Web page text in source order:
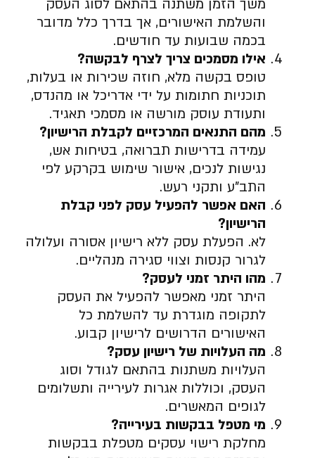
משך הזמן משתנה בהתאם לסוג העסק
והשלמת האישורים, אך בדרך כלל מדובר
בכמה שבועות עד חודשים.
אילו מסמכים צריך לצרף לבקשה?
טופס בקשה מלא, חוזה שכירות או בעלות,
תוכניות חתומות על ידי אדריכל או מהנדס,
ותעודת עוסק מורשה או מסמכי תאגיד.
מהם התנאים המרכזיים לקבלת הרישיון?
עמידה בדרישות תברואה, בטיחות אש,
נגישות לנכים, אישור שימוש בקרקע לפי
התב”ע ותקני רעש.
האם אפשר להפעיל עסק לפני קבלת
הרישיון?
לא. הפעלת עסק ללא רישיון אסורה ועלולה
לגרור קנסות וצווי סגירה מנהליים.
מהו היתר זמני לעסק?
היתר זמני מאפשר להפעיל את העסק
לתקופה מוגדרת עד להשלמת כל
האישורים הדרושים לרישיון קבוע.
מה העלויות של רישיון עסק?
העלויות משתנות בהתאם לגודל וסוג
העסק, וכוללות אגרות לעירייה ותשלומים
לגופים המאשרים.
מי מטפל בבקשות בעירייה?
מחלקת רישוי עסקים מטפלת בבקשות